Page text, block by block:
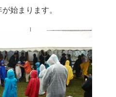
始まります。